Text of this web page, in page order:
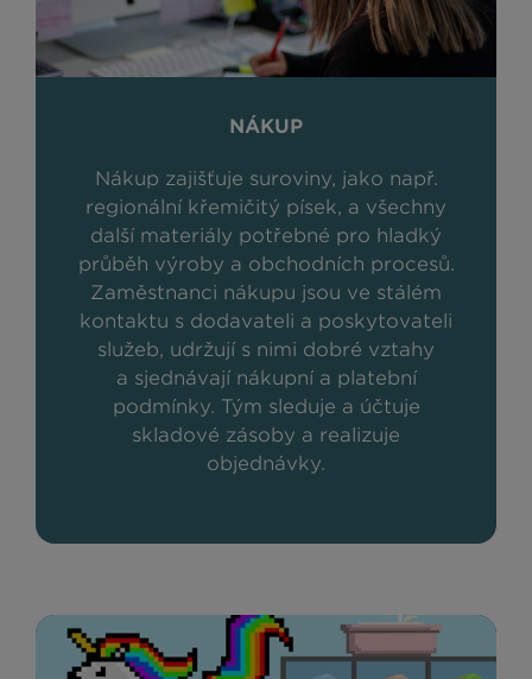
NÁKUP
Nákup zajišťuje suroviny, jako např.
regionální křemičitý písek, a všechny
další materiály potřebné pro hladký
průběh výroby a obchodních procesů.
Zaměstnanci nákupu jsou ve stálém
kontaktu s dodavateli a poskytovateli
služeb, udržují s nimi dobré vztahy
a sjednávají nákupní a platební
podmínky. Tým sleduje a účtuje
skladové zásoby a realizuje
objednávky.